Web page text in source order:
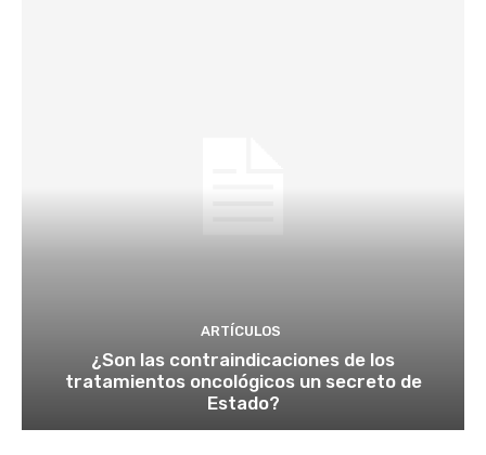
ARTÍCULOS
¿Son las contraindicaciones de los
tratamientos oncológicos un secreto de
Estado?